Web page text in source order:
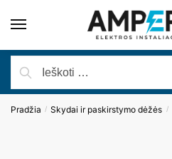
Pradžia / Skydai ir paskirstymo dėžės /